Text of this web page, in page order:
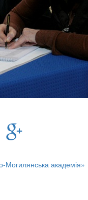
Могилянська академія»